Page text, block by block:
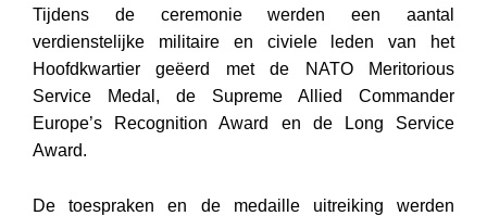
Tijdens de ceremonie werden een aantal
verdienstelijke militaire en civiele leden van het
Hoofdkwartier geëerd met de NATO Meritorious
Service Medal, de Supreme Allied Commander
Europe’s Recognition Award en de Long Service
Award.
De toespraken en de medaille uitreiking werden